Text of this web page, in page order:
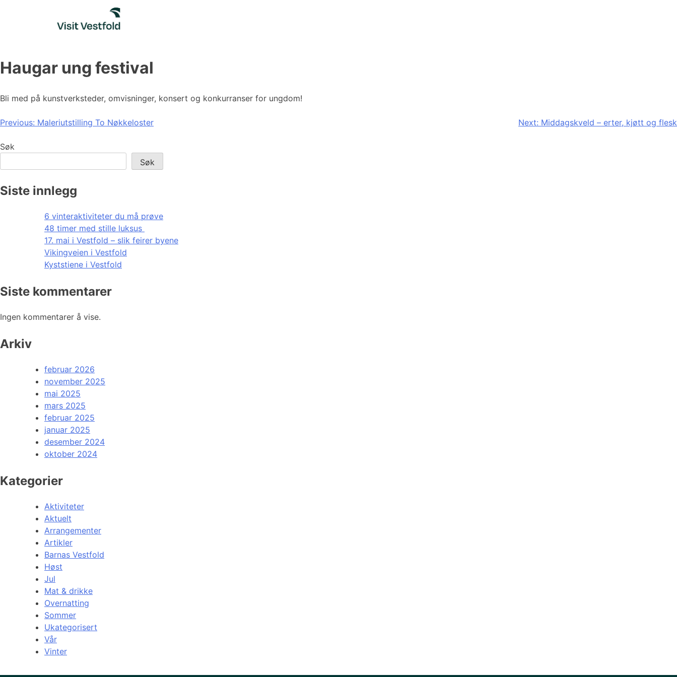
Haugar ung festival
Bli med på kunstverksteder, omvisninger, konsert og konkurranser for ungdom!
Innleggsnavigasjon
Previous: Maleriutstilling To Nøkkeloster Next: Middagskveld – erter, kjøtt og flesk
Søk
Søk
Siste innlegg
6 vinteraktiviteter du må prøve
48 timer med stille luksus
17. mai i Vestfold – slik feirer byene
Vikingveien i Vestfold
Kyststiene i Vestfold
Siste kommentarer
Ingen kommentarer å vise.
Arkiv
februar 2026
november 2025
mai 2025
mars 2025
februar 2025
januar 2025
desember 2024
oktober 2024
Kategorier
Aktiviteter
Aktuelt
Arrangementer
Artikler
Barnas Vestfold
Høst
Jul
Mat & drikke
Overnatting
Sommer
Ukategorisert
Vår
Vinter